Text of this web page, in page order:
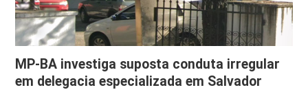
MP-BA investiga suposta conduta irregular
em delegacia especializada em Salvador